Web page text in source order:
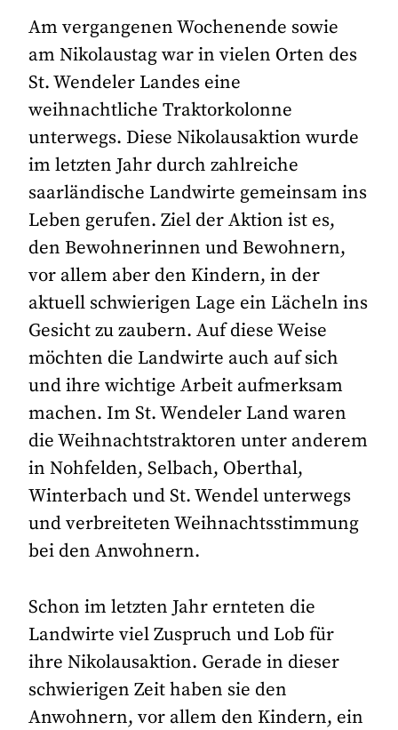
Am vergangenen Wochenende sowie
am Nikolaustag war in vielen Orten des
St. Wendeler Landes eine
weihnachtliche Traktorkolonne
unterwegs. Diese Nikolausaktion wurde
im letzten Jahr durch zahlreiche
saarländische Landwirte gemeinsam ins
Leben gerufen. Ziel der Aktion ist es,
den Bewohnerinnen und Bewohnern,
vor allem aber den Kindern, in der
aktuell schwierigen Lage ein Lächeln ins
Gesicht zu zaubern. Auf diese Weise
möchten die Landwirte auch auf sich
und ihre wichtige Arbeit aufmerksam
machen. Im St. Wendeler Land waren
die Weihnachtstraktoren unter anderem
in Nohfelden, Selbach, Oberthal,
Winterbach und St. Wendel unterwegs
und verbreiteten Weihnachtsstimmung
bei den Anwohnern.
Schon im letzten Jahr ernteten die
Landwirte viel Zuspruch und Lob für
ihre Nikolausaktion. Gerade in dieser
schwierigen Zeit haben sie den
Anwohnern, vor allem den Kindern, ein